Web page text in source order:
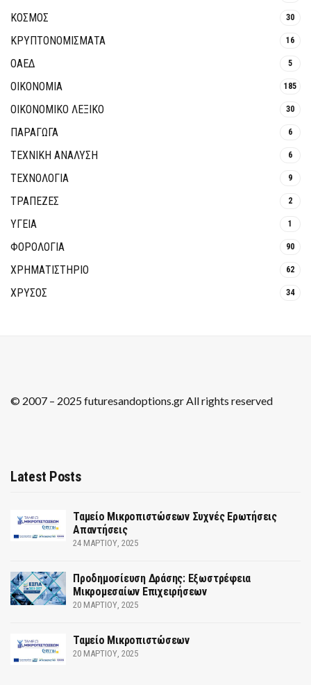
ΚΟΣΜΟΣ
30
ΚΡΥΠΤΟΝΟΜΊΣΜΑΤΑ 16
ΟΑΕΔ 5
ΟΙΚΟΝΟΜΙΑ 185
ΟΙΚΟΝΟΜΙΚΟ ΛΕΞΙΚΟ 30
ΠΑΡΑΓΩΓΑ 6
ΤΕΧΝΙΚΗ ΑΝΑΛΥΣΗ 6
ΤΕΧΝΟΛΟΓΙΑ 9
ΤΡΆΠΕΖΕΣ 2
ΥΓΕΙΑ 1
ΦΟΡΟΛΟΓΙΑ 90
ΧΡΗΜΑΤΙΣΤΗΡΙΟ 62
ΧΡΥΣΟΣ 34
© 2007 – 2025 futuresandoptions.gr All rights reserved
Latest Posts
Ταμείο Μικροπιστώσεων Συχνές Ερωτήσεις
Απαντήσεις
24 ΜΑΡΤΊΟΥ, 2025
Προδημοσίευση Δράσης: Εξωστρέφεια
Μικρομεσαίων Επιχειρήσεων
20 ΜΑΡΤΊΟΥ, 2025
Ταμείο Μικροπιστώσεων
20 ΜΑΡΤΊΟΥ, 2025